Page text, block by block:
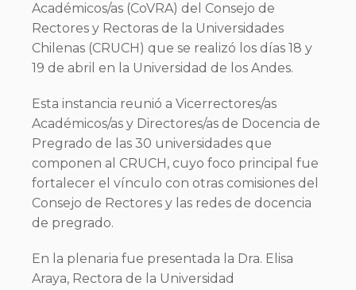
Académicos/as (CoVRA) del Consejo de
Rectores y Rectoras de la Universidades
Chilenas (CRUCH) que se realizó los días 18 y
19 de abril en la Universidad de los Andes.
Esta instancia reunió a Vicerrectores/as
Académicos/as y Directores/as de Docencia de
Pregrado de las 30 universidades que
componen al CRUCH, cuyo foco principal fue
fortalecer el vínculo con otras comisiones del
Consejo de Rectores y las redes de docencia
de pregrado.
En la plenaria fue presentada la Dra. Elisa
Araya, Rectora de la Universidad